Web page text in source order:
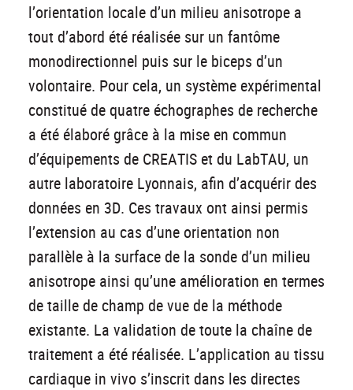
l’orientation locale d’un milieu anisotrope a
tout d’abord été réalisée sur un fantôme
monodirectionnel puis sur le biceps d’un
volontaire. Pour cela, un système expérimental
constitué de quatre échographes de recherche
a été élaboré grâce à la mise en commun
d’équipements de CREATIS et du LabTAU, un
autre laboratoire Lyonnais, afin d’acquérir des
données en 3D. Ces travaux ont ainsi permis
l’extension au cas d’une orientation non
parallèle à la surface de la sonde d’un milieu
anisotrope ainsi qu’une amélioration en termes
de taille de champ de vue de la méthode
existante. La validation de toute la chaîne de
traitement a été réalisée. L’application au tissu
cardiaque in vivo s’inscrit dans les directes